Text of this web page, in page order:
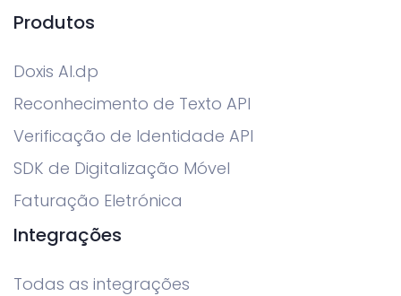
Produtos
Doxis AI.dp
Reconhecimento de Texto API
Verificação de Identidade API
SDK de Digitalização Móvel
Faturação Eletrónica
Integrações
Todas as integrações